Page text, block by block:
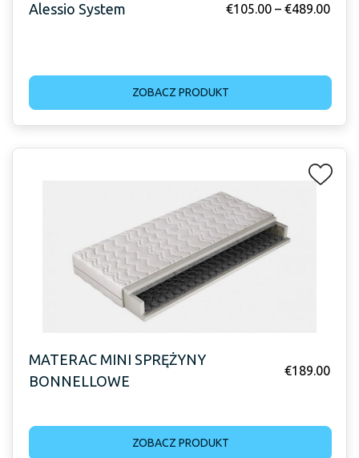
Alessio System €105.00 – €489.00
ZOBACZ PRODUKT
MATERAC MINI SPRĘŻYNY
BONNELLOWE
€189.00
ZOBACZ PRODUKT